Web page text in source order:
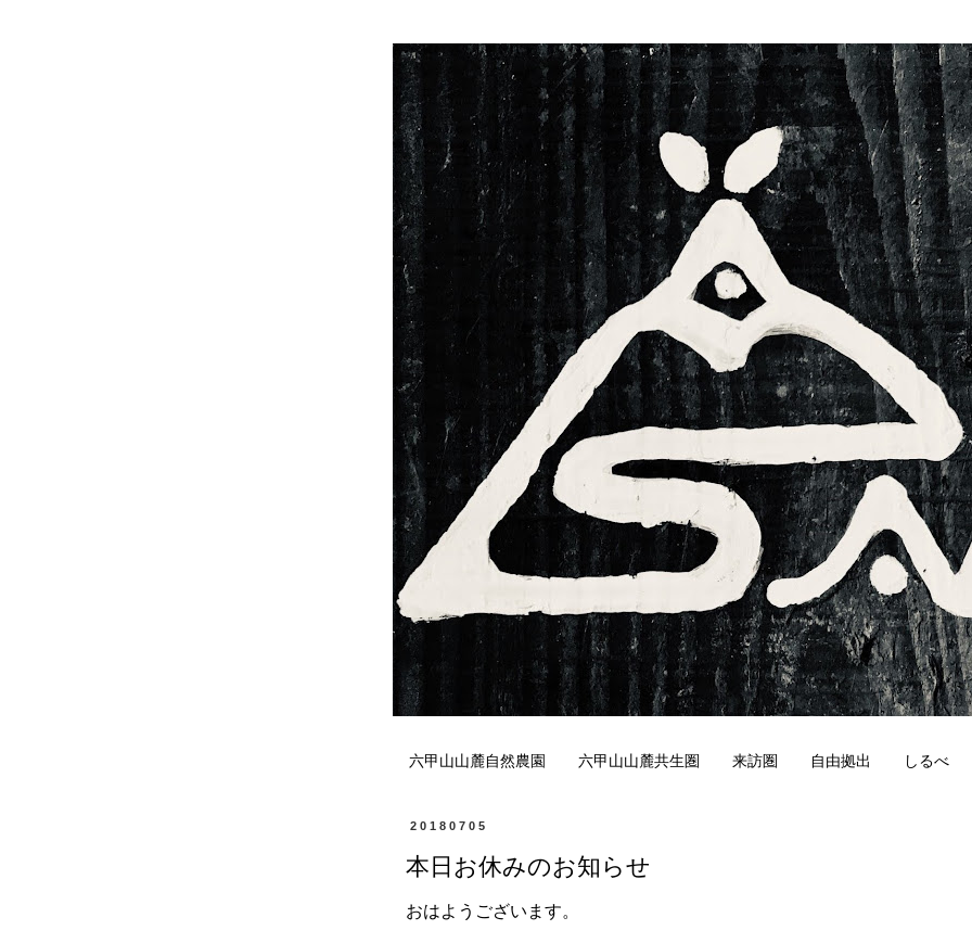
六甲山山麓自然農園 六甲山山麓共生圏 来訪圏 自由拠出 しるべ
20180705
本日お休みのお知らせ
おはようございます。